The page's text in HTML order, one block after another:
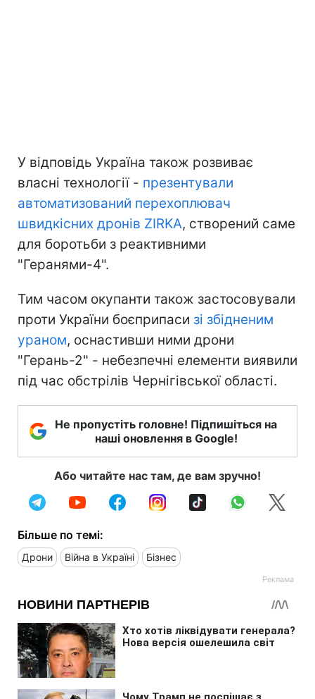
У відповідь Україна також розвиває
власні технології - презентували
автоматизований перехоплювач
швидкісних дронів ZIRKA, створений саме
для боротьби з реактивними
"Геранями-4".
Тим часом окупанти також застосовували
проти України боєприпаси зі збідненим
ураном, оснастивши ними дрони
"Герань-2" - небезпечні елементи виявили
під час обстрілів Чернігівської області.
Не пропустіть головне! Підпишіться на
наші оновлення в Google!
Або читайте нас там, де вам зручно!
Більше по темі:
Дрони Війна в Україні Бізнес